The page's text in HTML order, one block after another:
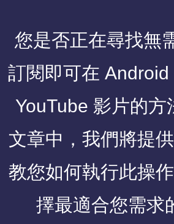
您是否正在尋找無
訂閱即可在
YouTube 影片的方
文章中，我們將提
教您如何執行此操
擇最適合您需求